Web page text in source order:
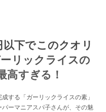
以下でこのクオリ
リックライスの
高すぎる！
する「ガーリックライスの素」
ーマニアスパ子さんが、その魅